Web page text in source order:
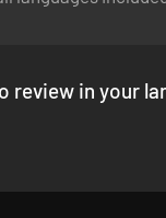
review in your